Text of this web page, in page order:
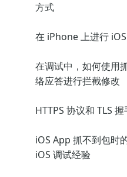
方式
在 iPhone 上进行
在调试中，如何使用
络应答进行拦截修改
HTTPS 协议和 TLS
iOS App 抓不到包时
iOS 调试经验